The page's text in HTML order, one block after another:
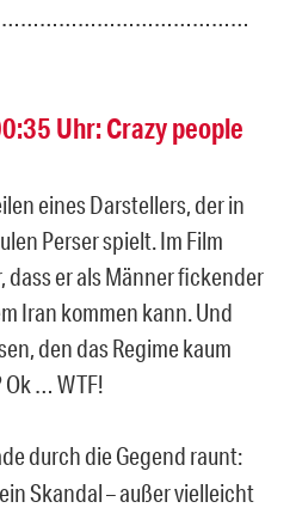
Uhr: Crazy people
eines Darstellers, der in
Perser spielt. Im Film
dass er als Männer fickender
Iran kommen kann. Und
den das Regime kaum
Ok … WTF!
durch die Gegend raunt:
Skandal – außer vielleicht